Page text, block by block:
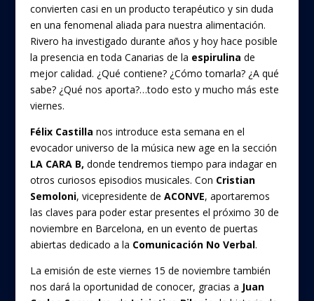
convierten casi en un producto terapéutico y sin duda
en una fenomenal aliada para nuestra alimentación.
Rivero ha investigado durante años y hoy hace posible
la presencia en toda Canarias de la espirulina de
mejor calidad. ¿Qué contiene? ¿Cómo tomarla? ¿A qué
sabe? ¿Qué nos aporta?…todo esto y mucho más este
viernes.
Félix Castilla nos introduce esta semana en el
evocador universo de la música new age en la sección
LA CARA B, donde tendremos tiempo para indagar en
otros curiosos episodios musicales. Con Cristian
Semoloni, vicepresidente de ACONVE, aportaremos
las claves para poder estar presentes el próximo 30 de
noviembre en Barcelona, en un evento de puertas
abiertas dedicado a la Comunicación No Verbal.
La emisión de este viernes 15 de noviembre también
nos dará la oportunidad de conocer, gracias a Juan